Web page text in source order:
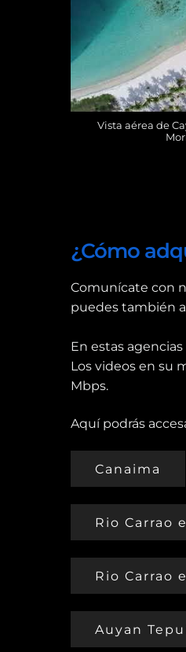
Vista aérea de
¿Cómo
Comunícate con
puedes también
En estas
Los videos en su
Mbps.
Aquí podrás
Canaima
Rio Carrao
Rio Carrao
Auyan